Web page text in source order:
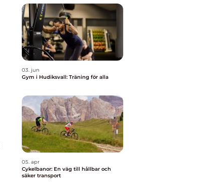
03. jun
Gym i Hudiksvall: Träning för alla
05. apr
Cykelbanor: En väg till hållbar och
säker transport